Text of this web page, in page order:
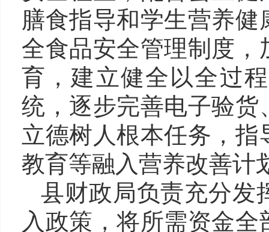
膳食指导和学生营养健
全食品安全管理制度
育，建立健全以全过
统，逐步完善电子验
立德树人根本任务，
教育等融入营养改善计
县财政局负责充分发
入政策，将所需资金